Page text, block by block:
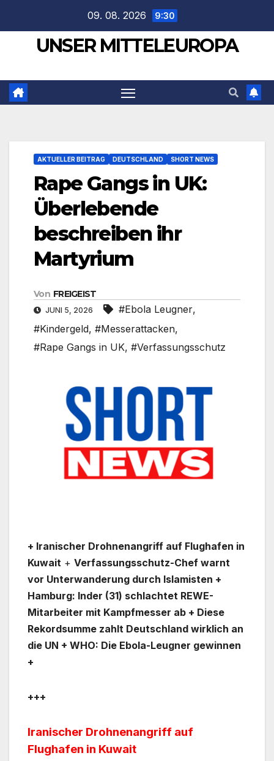
springen
09. 08. 2026 9:30
UNSER MITTELEUROPA
AKTUELLER BEITRAG DEUTSCHLAND SHORT NEWS
Rape Gangs in UK:
Überlebende
beschreiben ihr
Martyrium
Von FREIGEIST
JUNI 5, 2026 #Ebola Leugner,
#Kindergeld, #Messerattacken,
#Rape Gangs in UK, #Verfassungsschutz
+ Iranischer Drohnenangriff auf Flughafen in
Kuwait + Verfassungsschutz-Chef warnt
vor Unterwanderung durch Islamisten +
Hamburg: Inder (31) schlachtet REWE-
Mitarbeiter mit Kampfmesser ab + Diese
Rekordsumme zahlt Deutschland wirklich an
die UN + WHO: Die Ebola-Leugner gewinnen
+
+++
Iranischer Drohnenangriff auf
Flughafen in Kuwait